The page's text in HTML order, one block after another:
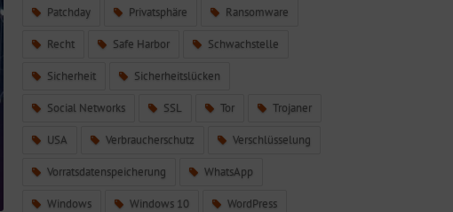
Patchday Privatsphäre Ransomware
Recht Safe Harbor Schwachstelle
Sicherheit Sicherheitslücken
Social Networks SSL Tor Trojaner
USA Verbraucherschutz Verschlüsselung
Vorratsdatenspeicherung WhatsApp
Windows Windows 10 WordPress